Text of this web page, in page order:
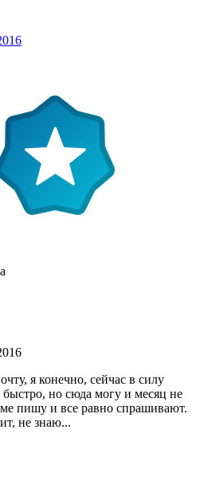
я конечно, сейчас в силу
быстро, но сюда могу и месяц не
пишу и все равно спрашивают.
не знаю...